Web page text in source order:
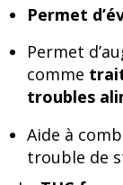
Permet
Permet
comme
troubles
Aide à
trouble de